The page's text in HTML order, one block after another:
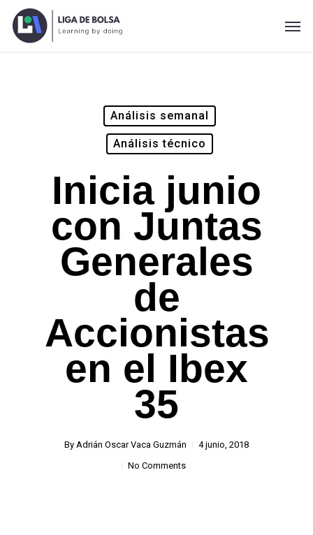
Skip
Análisis semanal
Análisis técnico
Inicia junio
con Juntas
Generales
de
Accionistas
en el Ibex
35
By Adrián Oscar Vaca Guzmán
4 junio, 2018
No Comments